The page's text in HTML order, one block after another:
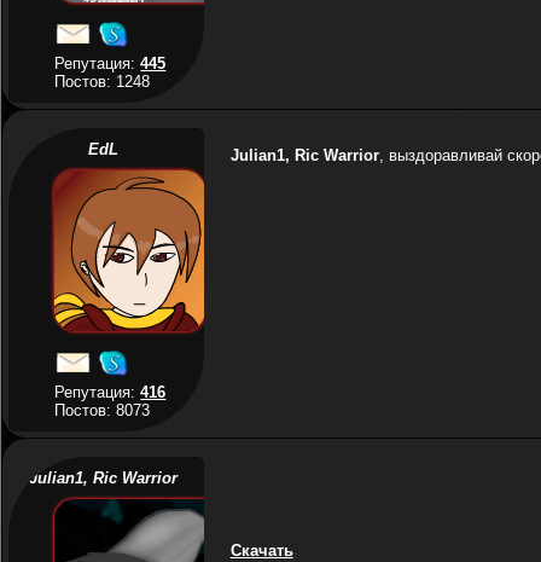
Репутация:445
Постов: 1248
EdL
Репутация:416
Постов: 8073
Julian1, Ric Warrior, выздоравливай
Julian1, Ric Warrior
Скачать